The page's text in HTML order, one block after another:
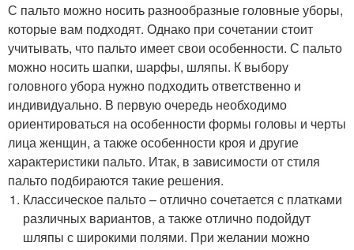
С пальто можно носить разнообразные головные уборы,
которые вам подходят. Однако при сочетании стоит
учитывать, что пальто имеет свои особенности. С пальто
можно носить шапки, шарфы, шляпы. К выбору
головного убора нужно подходить ответственно и
индивидуально. В первую очередь необходимо
ориентироваться на особенности формы головы и черты
лица женщин, а также особенности кроя и другие
характеристики пальто. Итак, в зависимости от стиля
пальто подбираются такие решения.
Классическое пальто – отлично сочетается с платками
различных вариантов, а также отлично подойдут
шляпы с широкими полями. При желании можно